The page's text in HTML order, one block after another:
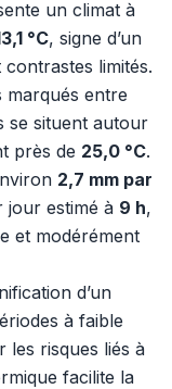
un climat à
°C, signe d’un
limités.
marqués entre
se situent autour
près de 25,0 °C.
2,7 mm par
jour estimé à 9 h,
et modérément
d’un
à faible
les risques liés à
facilite la